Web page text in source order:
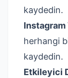
kaydedin.
herhangi
kaydedin.
Etkileyici